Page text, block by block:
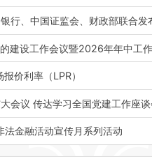
行、中国证监会、财政部联合
建设工作会议暨2026年年中工
价利率（LPR）
会议 传达学习全国党建工作座
金融活动宣传月系列活动